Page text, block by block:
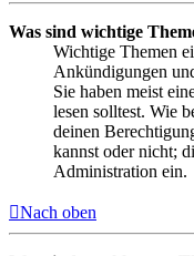
Was sind wichtige
Wichtige Themen
Ankündigungen
Sie haben meist
lesen solltest. Wie
deinen
kannst oder nicht;
Administration ein.
Nach oben